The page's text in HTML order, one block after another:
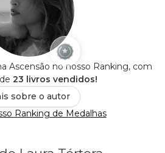
Ascensão no nosso Ranking, com
23 livros vendidos!
sobre o autor
Ranking de Medalhas